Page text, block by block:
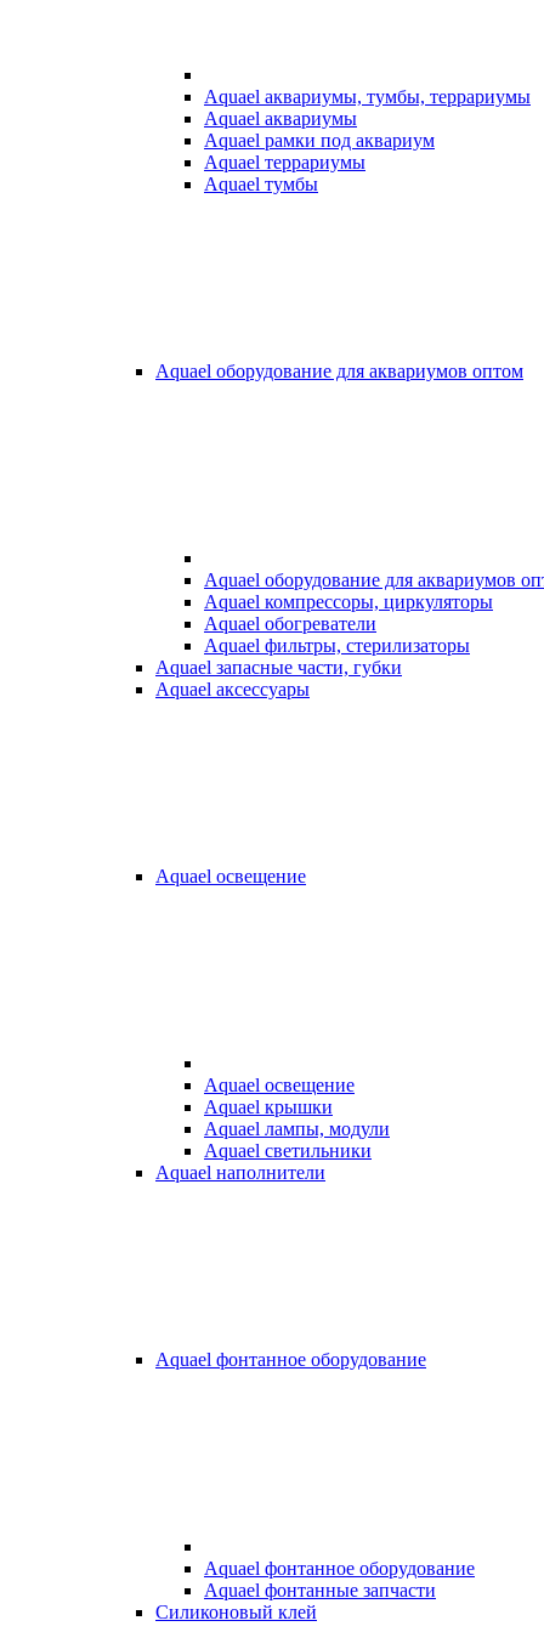
Aquael аквариумы, тумбы, террариумы
Aquael аквариумы
Aquael рамки под аквариум
Aquael террариумы
Aquael тумбы
Aquael оборудование для аквариумов оптом
Aquael оборудование для аквариумов
Aquael компрессоры, циркуляторы
Aquael обогреватели
Aquael фильтры, стерилизаторы
Aquael запасные части, губки
Aquael аксессуары
Aquael освещение
Aquael освещение
Aquael крышки
Aquael лампы, модули
Aquael светильники
Aquael наполнители
Aquael фонтанное оборудование
Aquael фонтанное оборудование
Aquael фонтанные запчасти
Силиконовый клей